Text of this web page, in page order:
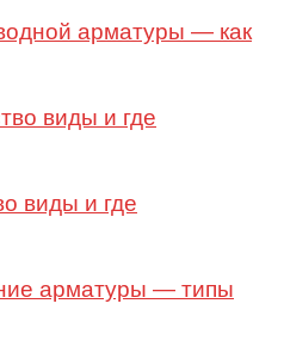
арматуры — как
виды и где